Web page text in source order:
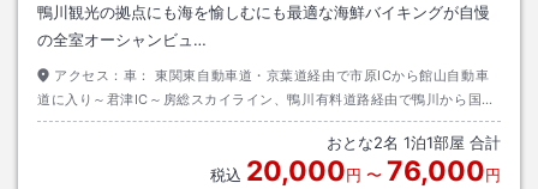
鴨川観光の拠点にも海を愉しむにも最適な海鮮バイキングが自慢
の全室オーシャンビュ…
アクセス： 車： 東関東自動車道・京葉道経由で市原ICから館山自動車
道に入り～君津IC～房総スカイライン、鴨川有料道路経由で鴨川から国道
128号
おとな2名 1泊1部屋 合計
税込 20,000円 〜 76,000円